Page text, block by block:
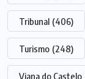
Tribunal (406)
Turismo (248)
Viana do Castelo